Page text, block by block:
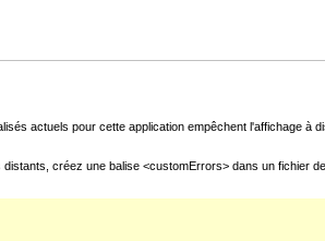
actuels pour cette application empêchent l'affichage
créez une balise <customErrors> dans un fichier